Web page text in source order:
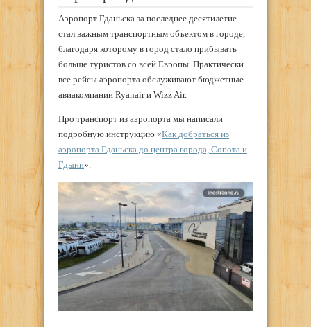
Аэропорт Гданьска за последнее десятилетие
стал важным транспортным объектом в городе,
благодаря которому в город стало прибывать
больше туристов со всей Европы. Практически
все рейсы аэропорта обслуживают бюджетные
авиакомпании Ryanair и Wizz Air.
Про транспорт из аэропорта мы написали
подробную инструкцию «Как добраться из
аэропорта Гданьска до центра города, Сопота и
Гдыни».